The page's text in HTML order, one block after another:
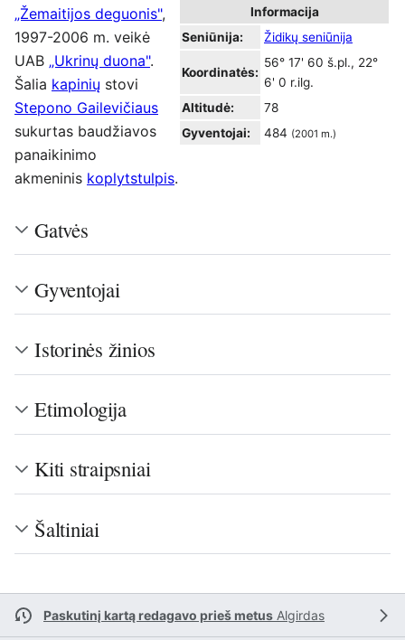
Informacija
Seniūnija:
Židikų seniūnija
Koordinatės:
56° 17' 60 š.pl., 22°
6' 0 r.ilg.
Altitudė:
78
Gyventojai:
484 (2001 m.)
„Žemaitijos deguonis",
1997-2006 m. veikė
UAB „Ukrinų duona".
Šalia kapinių stovi
Stepono Gailevičiaus
sukurtas baudžiavos
panaikinimo
akmeninis koplytstulpis.
Gatvės
Gyventojai
Istorinės žinios
Etimologija
Kiti straipsniai
Šaltiniai
Paskutinį kartą redagavo prieš metus Algirdas